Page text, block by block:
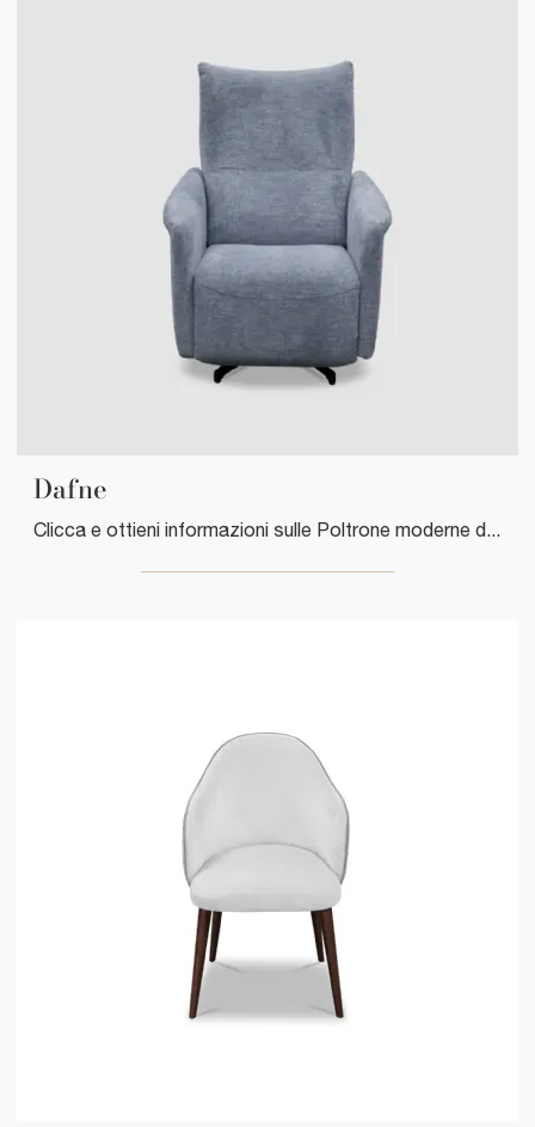
Dafne
Clicca e ottieni informazioni sulle Poltrone moderne di Cuborosso! Differenti modelli in tessuto, come Dafne, ti aspettano.